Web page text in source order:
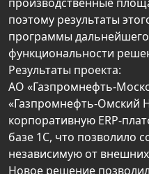
поэтому результаты
программы
функциональности
Результаты проекта:
АО «Газпромнефть-
«Газпромнефть-Омский
корпоративную ERP-
базе 1С, что позволило
независимую от
Новое решение